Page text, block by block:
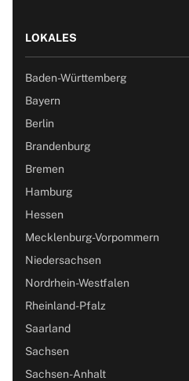
LOKALES
Baden-Württemberg
Bayern
Berlin
Brandenburg
Bremen
Hamburg
Hessen
Mecklenburg-Vorpommern
Niedersachsen
Nordrhein-Westfalen
Rheinland-Pfalz
Saarland
Sachsen
Sachsen-Anhalt